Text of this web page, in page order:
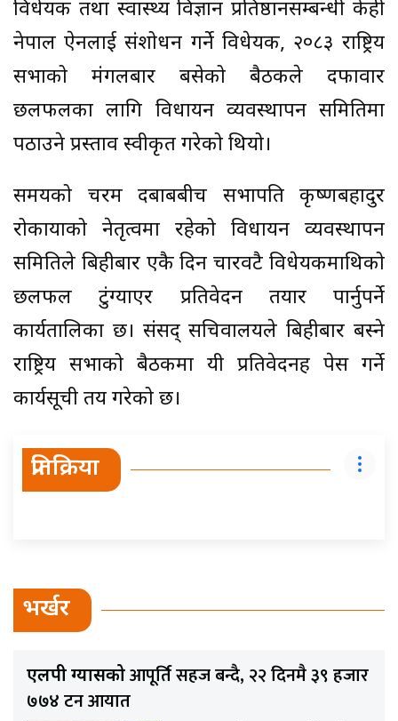
विधेयक तथा स्वास्थ्य विज्ञान प्रतिष्ठानसम्बन्धी केही
नेपाल ऐनलाई संशोधन गर्ने विधेयक, २०८३ राष्ट्रिय
सभाको मंगलबार बसेको बैठकले दफावार
छलफलका लागि विधायन व्यवस्थापन समितिमा
पठाउने प्रस्ताव स्वीकृत गरेको थियो।
समयको चरम दबाबबीच सभापति कृष्णबहादुर
रोकायाको नेतृत्वमा रहेको विधायन व्यवस्थापन
समितिले बिहीबार एकै दिन चारवटै विधेयकमाथिको
छलफल टुंग्याएर प्रतिवेदन तयार पार्नुपर्ने
कार्यतालिका छ। संसद् सचिवालयले बिहीबार बस्ने
राष्ट्रिय सभाको बैठकमा यी प्रतिवेदनहरू पेस गर्ने
कार्यसूची तय गरेको छ।
प्रतिक्रिया
भर्खर
एलपी ग्यासकोआपूर्ति सहज बन्दै, २२ दिनमै ३९ हजार
७७४ टन आयात